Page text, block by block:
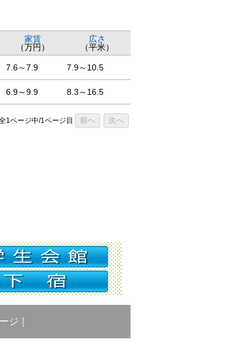
家賃
（万円）
広さ
（平米）
7.6～7.9 7.9～10.5
6.9～9.9 8.3～16.5
1ページ中/1ページ目 前へ 次へ
ジ